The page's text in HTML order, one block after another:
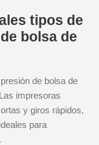
tipos de
bolsa de
de bolsa de
impresoras
y giros rápidos,
para